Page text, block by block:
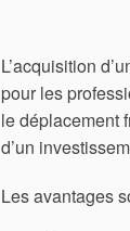
L’acquisition
pour les
le déplacement
d’un
Les avantages